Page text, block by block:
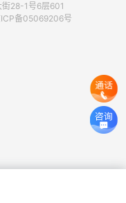
街28-1号6层601
备05069206号